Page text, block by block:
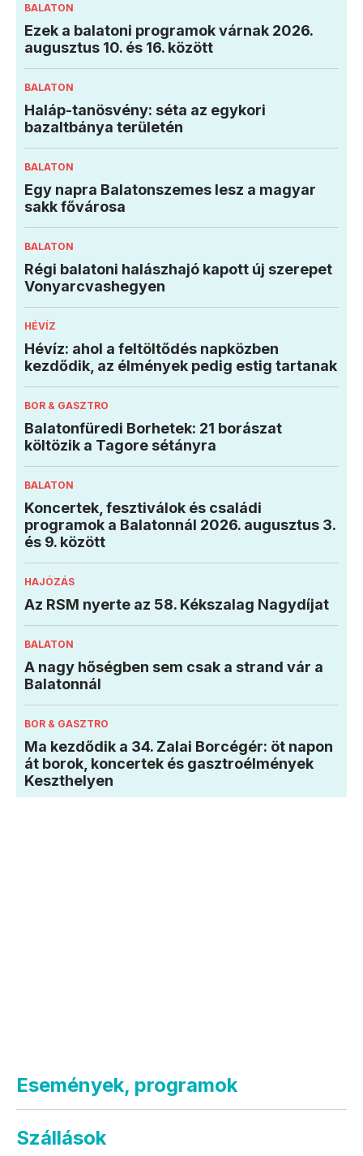
BALATON
Ezek a balatoni programok várnak 2026.
augusztus 10. és 16. között
BALATON
Haláp-tanösvény: séta az egykori
bazaltbánya területén
BALATON
Egy napra Balatonszemes lesz a magyar
sakk fővárosa
BALATON
Régi balatoni halászhajó kapott új szerepet
Vonyarcvashegyen
HÉVÍZ
Hévíz: ahol a feltöltődés napközben
kezdődik, az élmények pedig estig tartanak
BOR & GASZTRO
Balatonfüredi Borhetek: 21 borászat
költözik a Tagore sétányra
BALATON
Koncertek, fesztiválok és családi
programok a Balatonnál 2026. augusztus 3.
és 9. között
HAJÓZÁS
Az RSM nyerte az 58. Kékszalag Nagydíjat
BALATON
A nagy hőségben sem csak a strand vár a
Balatonnál
BOR & GASZTRO
Ma kezdődik a 34. Zalai Borcégér: öt napon
át borok, koncertek és gasztroélmények
Keszthelyen
Események, programok
Szállások